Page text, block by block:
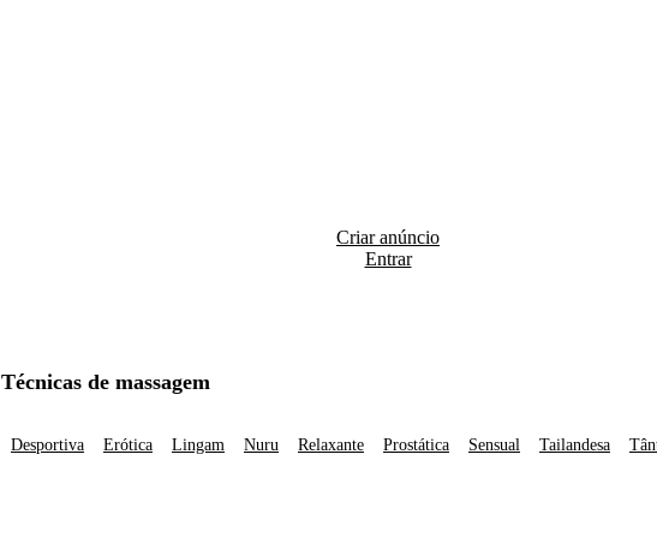
Criar anúncio
Entrar
Técnicas de massagem
Desportiva Erótica Lingam Nuru Relaxante Prostática Sensual Tailandesa